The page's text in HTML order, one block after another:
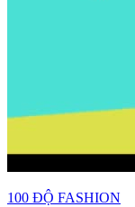
100 ĐỘ FASHION